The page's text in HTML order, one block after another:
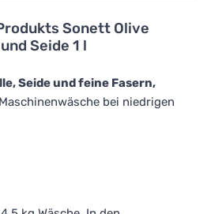
Sonett Olive
Seide 1 l
Seide und feine Fasern,
bei niedrigen